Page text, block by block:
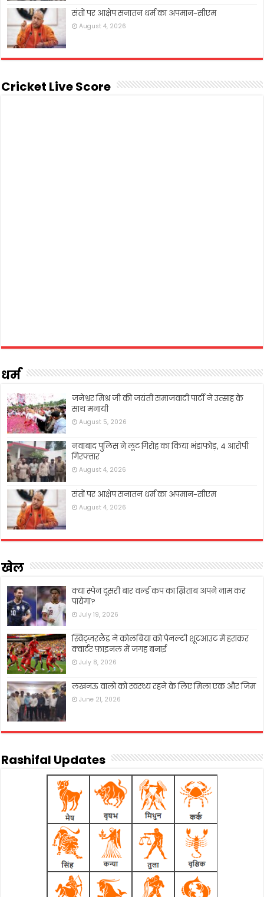
संतों पर आक्षेप सनातन धर्म का अपमान-सीएम
August 4, 2026
Cricket Live Score
धर्म
जनेश्वर मिश्र जी की जयंती समाजवादी पार्टी ने उत्साह के
साथ मनायी
August 5, 2026
नवाबाद पुलिस ने लूट गिरोह का किया भंडाफोड़, 4 आरोपी
गिरफ्तार
August 4, 2026
संतों पर आक्षेप सनातन धर्म का अपमान-सीएम
August 4, 2026
खेल
क्या स्पेन दूसरी बार वर्ल्ड कप का ख़िताब अपने नाम कर
पायेगा?
July 19, 2026
स्विट्ज़रलैंड ने कोलंबिया को पेनल्टी शूटआउट में हराकर
क्वार्टर फ़ाइनल में जगह बनाई
July 8, 2026
लखनऊ वालो को स्वस्थ्य रहने के लिए मिला एक और जिम
June 21, 2026
Rashifal Updates